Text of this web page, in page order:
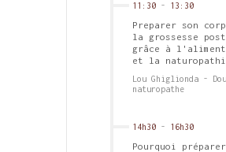
11:30 - 13:30
Preparer son
la grossesse
grâce à
et la
Lou Ghiglionda -
naturopathe
14h30 - 16h30
Pourquoi